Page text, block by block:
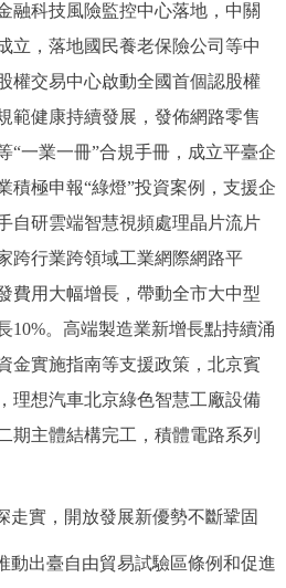
融科技風險監控中心落地，中關
立，落地國民養老保險公司等中
權交易中心啟動全國首個認股權
範健康持續發展，發佈網路零售
“一業一冊”合規手冊，成立平臺企
積極申報“綠燈”投資案例，支援企
自研雲端智慧視頻處理晶片流片
跨行業跨領域工業網際網路平
費用大幅增長，帶動全市大中型
10%。高端製造業新增長點持續涌
金實施指南等支援政策，北京賓
理想汽車北京綠色智慧工廠設備
期主體結構完工，積體電路系列
實，開放發展新優勢不斷鞏固
出臺自由貿易試驗區條例和促進